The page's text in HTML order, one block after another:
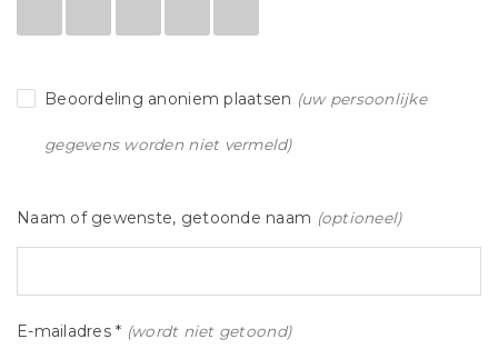
Beoordeling anoniem plaatsen (uw persoonlijke
gegevens worden niet vermeld)
Naam of gewenste, getoonde naam (optioneel)
E-mailadres * (wordt niet getoond)